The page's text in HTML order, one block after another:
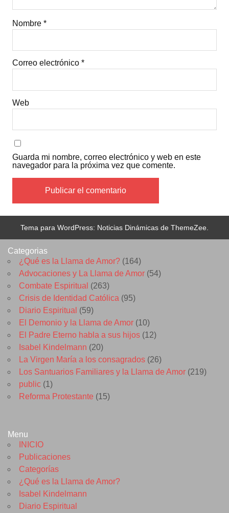
Nombre *
Correo electrónico *
Web
Guarda mi nombre, correo electrónico y web en este
navegador para la próxima vez que comente.
Tema para WordPress: Noticias Dinámicas de ThemeZee.
Categorias
¿Qué es la Llama de Amor? (164)
Advocaciones y La Llama de Amor (54)
Combate Espiritual (263)
Crisis de Identidad Católica (95)
Diario Espiritual (59)
El Demonio y la Llama de Amor (10)
El Padre Eterno habla a sus hijos (12)
Isabel Kindelmann (20)
La Virgen María a los consagrados (26)
Los Santuarios Familiares y la Llama de Amor (219)
public (1)
Reforma Protestante (15)
Menu
INICIO
Publicaciones
Categorías
¿Qué es la Llama de Amor?
Isabel Kindelmann
Diario Espiritual